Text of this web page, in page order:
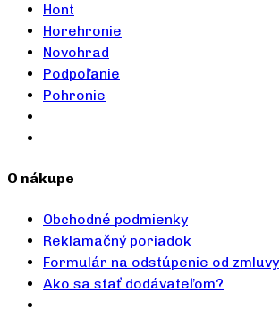
Hont
Horehronie
Novohrad
Podpoľanie
Pohronie
O nákupe
Obchodné podmienky
Reklamačný poriadok
Formulár na odstúpenie od zmluvy
Ako sa stať dodávateľom?